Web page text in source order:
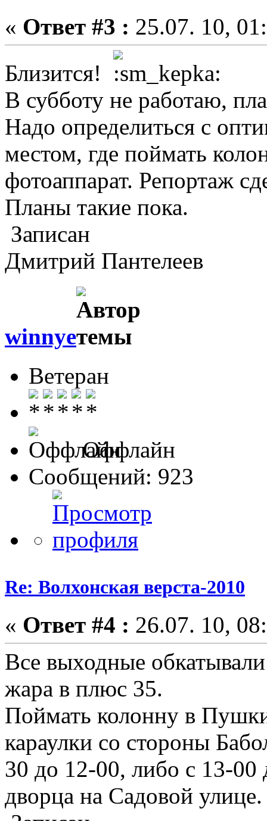
« Ответ #3 : 25.07. 10,
Близится!
В субботу не работаю,
Надо определиться с
местом, где поймать
фотоаппарат. Репортаж
Планы такие пока.
Записан
Дмитрий Пантелеев
winnye
Ветеран
Оффлайн
Сообщений: 923
Re: Волхонская верста-2010
« Ответ #4 : 26.07. 10,
Все выходные
жара в плюс 35.
Поймать колонну в
караулки со стороны
30 до 12-00, либо с 13-00
дворца на Садовой улице.